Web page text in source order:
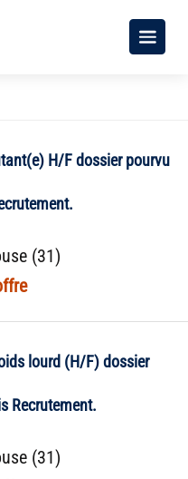
H/F dossier pourvu
(31)
lourd (H/F) dossier
Recrutement.
(31)